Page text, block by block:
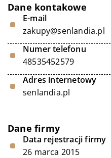
Dane kontakowe
E-mail
zakupy@senlandia.pl
Numer telefonu
48535452579
Adres internetowy
senlandia.pl
Dane firmy
Data rejestracji firmy
26 marca 2015